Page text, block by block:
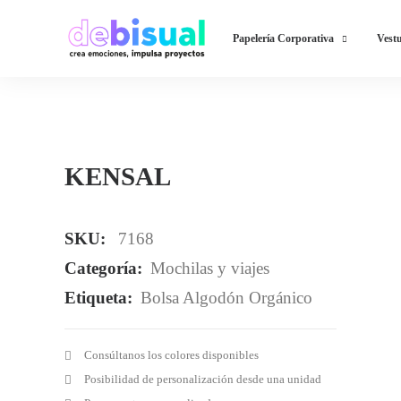
Papelería Corporativa
KENSAL
SKU:
7168
Categoría: Mochilas y viajes
Etiqueta: Bolsa Algodón Orgánico
Consúltanos los colores disponibles
Posibilidad de personalización desde una unidad